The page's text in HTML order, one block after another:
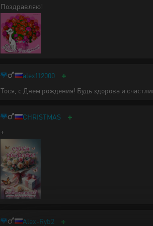
Поздравляю!
alexf12000 +
Тося, с Днем рождения! Будь здорова и
CHRISTMAS +
+
Alex-Ryb2 +